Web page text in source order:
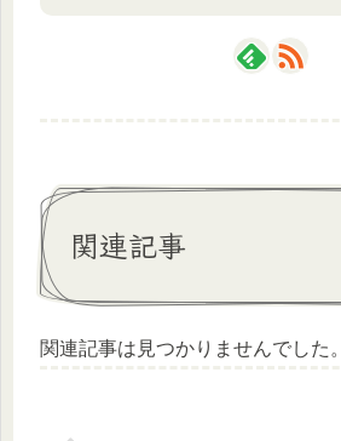
関連記事
関連記事は見つかりませんでした。